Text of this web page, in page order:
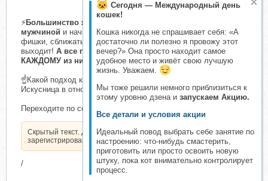
Сегодня — Международный день
кошек!
Кошка никогда не спрашивает себя: «А
достаточно ли полезно я провожу этот
вечер?» Она просто находит самое
удобное место и живёт свою лучшую
жизнь. Уважаем.
Мы тоже решили немного приблизиться к
этому уровню дзена и запускаем Акцию.
Все детали и условия акции
Идеальный повод выбрать себе занятие по
настроению: что-нибудь смастерить,
приготовить или просто освоить новую
штуку, пока кот внимательно контролирует
процесс.
⚡Большинство женщин стараются улучшить отношения с
мужчиной и начинают для этого применять различные
фишки, сближаться, закрывать потребности, но… ничего не
выходит! А все потому, что все мужчины разные и к
КАЖДОМУ из них нужен СВОЙ подход!
☝️Какой подход к вашему мужчине вы узнаете на курсе
Искусница в отношениях 3.0.
Переходите по ссылке и найдите ключ к своему мужчине ✅
Скрытый текст. Доступен только
зарегистрированным пользователям.
/